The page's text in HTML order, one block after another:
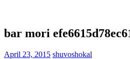
bar mori
April 23, 2015 shuvoshokal